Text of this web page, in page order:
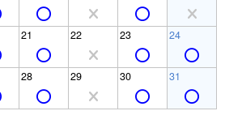
21 22 23 24
28 29 30 31